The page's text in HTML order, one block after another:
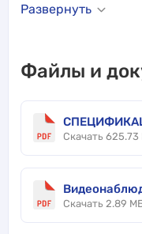
Развернуть
Файлы и
Скачать 625.73
Скачать 2.89